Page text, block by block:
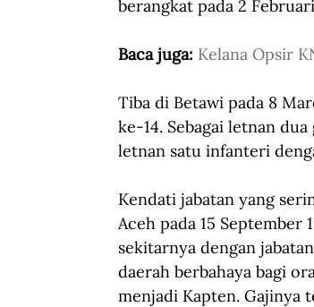
berangkat pada 2
Baca juga: Kelana Opsir
Tiba di Betawi pada 8
ke-14. Sebagai letnan
letnan satu infanteri
Kendati jabatan yang
Aceh pada 15 September
sekitarnya dengan
daerah berbahaya bagi
menjadi Kapten. Gajinya